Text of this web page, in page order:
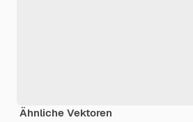
Ähnliche Vektoren